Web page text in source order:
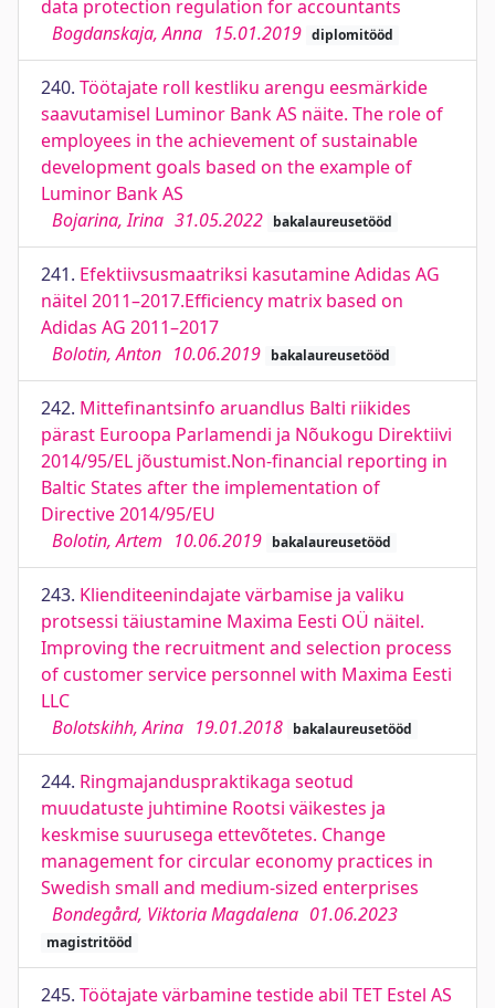
data protection regulation for accountants
Bogdanskaja, Anna 15.01.2019 diplomitööd
240. Töötajate roll kestliku arengu eesmärkide
saavutamisel Luminor Bank AS näite. The role of
employees in the achievement of sustainable
development goals based on the example of
Luminor Bank AS
Bojarina, Irina 31.05.2022 bakalaureusetööd
241. Efektiivsusmaatriksi kasutamine Adidas AG
näitel 2011–2017.Efficiency matrix based on
Adidas AG 2011–2017
Bolotin, Anton 10.06.2019 bakalaureusetööd
242. Mittefinantsinfo aruandlus Balti riikides
pärast Euroopa Parlamendi ja Nõukogu Direktiivi
2014/95/EL jõustumist.Non-financial reporting in
Baltic States after the implementation of
Directive 2014/95/EU
Bolotin, Artem 10.06.2019 bakalaureusetööd
243. Klienditeenindajate värbamise ja valiku
protsessi täiustamine Maxima Eesti OÜ näitel.
Improving the recruitment and selection process
of customer service personnel with Maxima Eesti
LLC
Bolotskihh, Arina 19.01.2018 bakalaureusetööd
244. Ringmajanduspraktikaga seotud
muudatuste juhtimine Rootsi väikestes ja
keskmise suurusega ettevõtetes. Change
management for circular economy practices in
Swedish small and medium-sized enterprises
Bondegård, Viktoria Magdalena 01.06.2023
magistritööd
245. Töötajate värbamine testide abil TET Estel AS